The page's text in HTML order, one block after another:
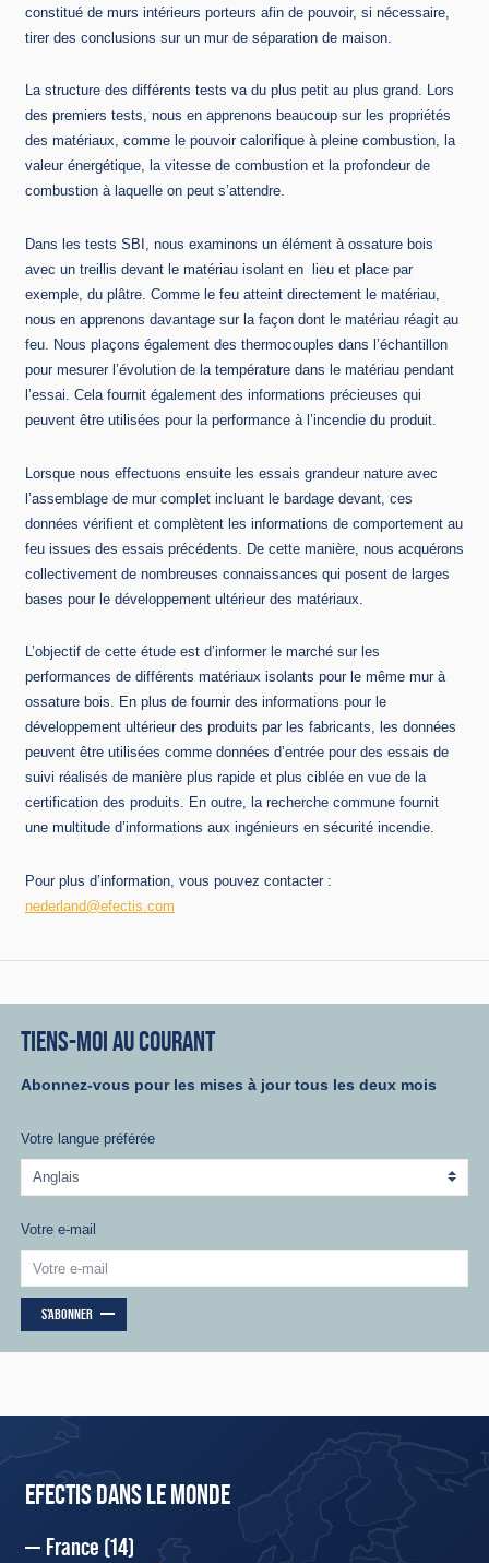
constitué de murs intérieurs porteurs afin de pouvoir, si nécessaire,
tirer des conclusions sur un mur de séparation de maison.
La structure des différents tests va du plus petit au plus grand. Lors
des premiers tests, nous en apprenons beaucoup sur les propriétés
des matériaux, comme le pouvoir calorifique à pleine combustion, la
valeur énergétique, la vitesse de combustion et la profondeur de
combustion à laquelle on peut s’attendre.
Dans les tests SBI, nous examinons un élément à ossature bois
avec un treillis devant le matériau isolant en lieu et place par
exemple, du plâtre. Comme le feu atteint directement le matériau,
nous en apprenons davantage sur la façon dont le matériau réagit au
feu. Nous plaçons également des thermocouples dans l’échantillon
pour mesurer l’évolution de la température dans le matériau pendant
l’essai. Cela fournit également des informations précieuses qui
peuvent être utilisées pour la performance à l’incendie du produit.
Lorsque nous effectuons ensuite les essais grandeur nature avec
l’assemblage de mur complet incluant le bardage devant, ces
données vérifient et complètent les informations de comportement au
feu issues des essais précédents. De cette manière, nous acquérons
collectivement de nombreuses connaissances qui posent de larges
bases pour le développement ultérieur des matériaux.
L’objectif de cette étude est d’informer le marché sur les
performances de différents matériaux isolants pour le même mur à
ossature bois. En plus de fournir des informations pour le
développement ultérieur des produits par les fabricants, les données
peuvent être utilisées comme données d’entrée pour des essais de
suivi réalisés de manière plus rapide et plus ciblée en vue de la
certification des produits. En outre, la recherche commune fournit
une multitude d’informations aux ingénieurs en sécurité incendie.
Pour plus d’information, vous pouvez contacter :
nederland@efectis.com
TIENS-MOI AU COURANT
Abonnez-vous pour les mises à jour tous les deux mois
Votre langue préférée
Votre e-mail
S'ABONNER
EFECTIS DANS LE MONDE
France (14)